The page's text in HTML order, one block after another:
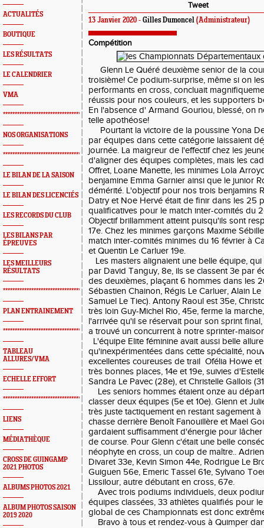
ACTUALITÉS
BOUTIQUE
LES RÉSULTATS
LE CALENDRIER
VMA
*************************************************
NOS ORGANISATIONS
*************************************************
LE BILAN DE LA SAISON
LE BILAN DES LICENCIÉS
LES RECORDS DU CLUB
LES BILANS PAR
ÉPREUVES
LES MEILLEURS
RÉSULTATS
*************************************************
PLAN ENTRAINEMENT
*************************************************
TABLEAU
ALLURES/VMA
ECHELLE EFFORT
*************************************************
LIENS
MÉDIATHÈQUE
CROSS DE GUINGAMP
2021 PHOTOS
ALBUMS PHOTOS 2021
ALBUM PHOTOS SAISON
2019 2020
Tweet
13 Janvier 2020 - Gilles Dumoncel (Administrateur)
Compétition
Glenn Le Quéré deuxième senior de la
troisième! Ce podium-surprise, même si on
performants en cross, concluait
réussis pour nos couleurs, et les supporters
En l'absence d' Armand Gouriou, blessé, on
telle apothéose!
Pourtant la victoire de la poussine Yona
par équipes dans cette catégorie laissaient
journée. La maigreur de l'effectif chez les
d'aligner des équipes complètes, mais les
Offret, Loane Manette, les minimes Lola
benjamine Emma Garnier ainsi que le junior
démérité. L'objectif pour nos trois benjamins
Datry et Noe Hervé était de finir dans les 25
qualificatives pour le match inter-comités du
Objectif brillamment atteint puisqu'ils sont
17e. Chez les minimes garçons Maxime
match inter-comités minimes du 16 février à
et Quentin Le Carluer 19e.
Les masters alignaient une belle équipe,
par David Tanguy, 8e, ils se classent 3e par
des deuxièmes, plaçant 6 hommes dans les
Sébastien Chainon, Régis Le Carluer, Alain
Samuel Le Tiec). Antony Raoul est 35e,
très loin Guy-Michel Rio, 45e, ferme la
l'arrivée qu'il se réservait pour son sprint
a trouvé un concurrent à notre sprinter-
L'équipe Elite féminine avait aussi belle
qu'inexpérimentées dans cette spécialité,
excellentes coureuses de trail Ofélia Howe
très bonnes places, 14e et 19e, suivies
Sandra Le Pavec (28e), et Christelle Gallois
Les seniors hommes étaient onze au
classer deux équipes (5e et 10e). Glenn et
très juste tactiquement en restant sagement
chasse derrière Benoît Fanouillère et Mael
gardaient suffisamment d'énergie pour
de course. Pour Glenn c'était une belle
néophyte en cross, un coup de maître..
Divaret 33e, Kevin Simon 44e, Rodrigue Le
Guiguen 56e, Emeric Tassel 61e, Sylvano
Lissilour, autre débutant en cross, 67e.
Avec trois podiums individuels, deux
équipes classées, 33 athlètes qualifiés pour
global de ces Championnats est donc
Bravo à tous et rendez-vous à Quimper